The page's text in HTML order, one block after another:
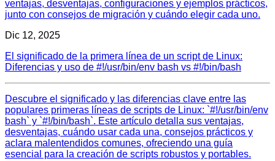
ventajas, desventajas, configuraciones y ejemplos prácticos,
junto con consejos de migración y cuándo elegir cada uno.
Dic 12, 2025
El significado de la primera línea de un script de Linux:
Diferencias y uso de #!/usr/bin/env bash vs #!/bin/bash
Descubre el significado y las diferencias clave entre las
populares primeras líneas de scripts de Linux: `#!/usr/bin/env
bash` y `#!/bin/bash`. Este artículo detalla sus ventajas,
desventajas, cuándo usar cada una, consejos prácticos y
aclara malentendidos comunes, ofreciendo una guía
esencial para la creación de scripts robustos y portables.